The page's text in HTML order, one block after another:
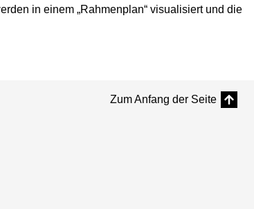
in einem „Rahmenplan“ visualisiert und die
Zum Anfang der Seite